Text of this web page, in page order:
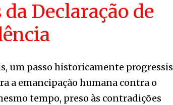
Declaração de
um passo historicamente
a emancipação humana contra o
tempo, preso às contradições